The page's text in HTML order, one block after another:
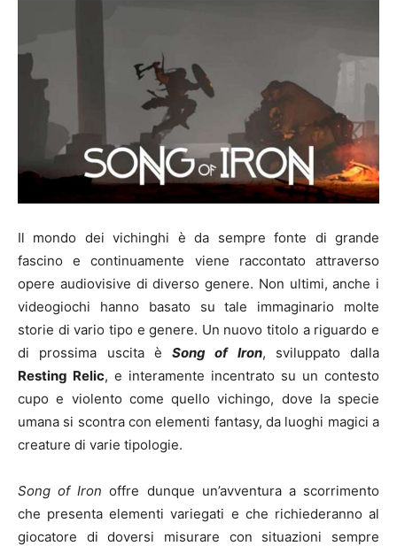
Il mondo dei vichinghi è da sempre fonte di grande
fascino e continuamente viene raccontato attraverso
opere audiovisive di diverso genere. Non ultimi, anche i
videogiochi hanno basato su tale immaginario molte
storie di vario tipo e genere. Un nuovo titolo a riguardo e
di prossima uscita è Song of Iron, sviluppato dalla
Resting Relic, e interamente incentrato su un contesto
cupo e violento come quello vichingo, dove la specie
umana si scontra con elementi fantasy, da luoghi magici a
creature di varie tipologie.
Song of Ironoffre dunque un’avventura a scorrimento
che presenta elementi variegati e che richiederanno al
giocatore di doversi misurare con situazioni sempre